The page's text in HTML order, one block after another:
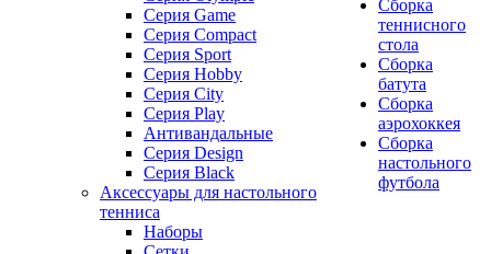
Серия Game
Серия Compact
Серия Sport
Серия Hobby
Серия City
Серия Play
Антивандальные
Серия Design
Серия Black
Аксессуары для настольного
тенниса
Наборы
Сборка
теннисного
стола
Сборка
батута
Сборка
аэрохоккея
Сборка
настольного
футбола